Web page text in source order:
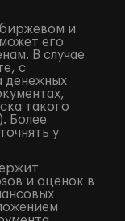
биржевом и
его
В случае
с
денежных
такого
Более
у
и оценок в